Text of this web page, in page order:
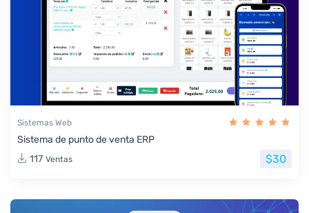
Sistemas Web
Sistema de punto de venta ERP
117 Ventas $30